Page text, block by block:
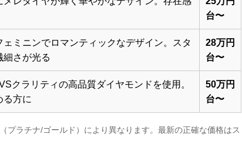
台〜
ミニンでロマンティックなデザイン。スタ
細さが光る
28万円
台〜
クラリティの高品質ダイヤモンドを使用。
る方に
50万円
台〜
ラチナ/ゴールド）により異なります。最新の正確な価格はス